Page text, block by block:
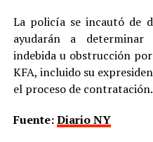
La policía se incautó de
ayudarán a
indebida u obstrucción
KFA, incluido su
el proceso de contratación.
Fuente:Diario NY